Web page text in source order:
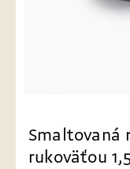
Smaltovaná
rukoväťou